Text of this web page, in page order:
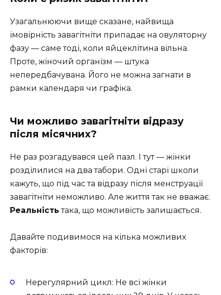
Узагальнюючи вище сказане, найвища
імовірність завагітніти припадає на овуляторну
фазу — саме тоді, коли яйцеклітина вільна.
Проте, жіночий організм — штука
непередбачувана. Його не можна загнати в
рамки календаря чи графіка.
Чи можливо завагітніти відразу
після місячних?
Не раз розгадувався цей пазл. І тут — жінки
розділилися на два табори. Одні старі школи
кажуть, що під час та відразу після менструації
завагітніти неможливо. Але життя так не вважає.
Реальність така, що можливість залишається.
Давайте подивимося на кілька можливих
факторів:
Нерегулярний цикл: Не всі жінки